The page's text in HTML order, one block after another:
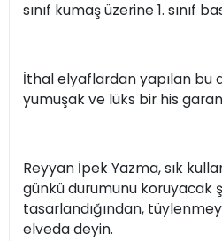
sınıf kumaş üzerine 1. sınıf
İthal elyaflardan yapılan bu
yumuşak ve lüks bir his
Reyyan İpek Yazma, sık
günkü durumunu koruyacak
tasarlandığından,
elveda deyin.